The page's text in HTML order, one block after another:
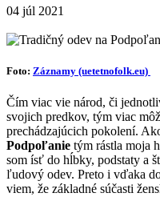
04 júl 2021
Foto: Záznamy (uetetnofolk.eu)
Čím viac vie národ, či
svojich predkov, tým viac
prechádzajúcich pokolení.
Podpoľanie tým rástla moja
som ísť do hĺbky, podstaty a
ľudový odev. Preto i vďaka
viem, že základné súčasti